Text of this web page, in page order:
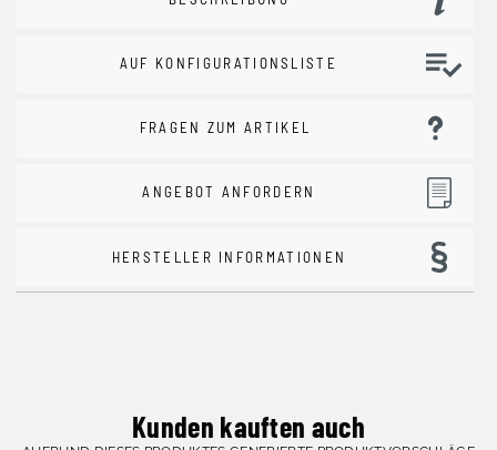
AUF KONFIGURATIONSLISTE
FRAGEN ZUM ARTIKEL
ANGEBOT ANFORDERN
HERSTELLER INFORMATIONEN
Kunden kauften auch